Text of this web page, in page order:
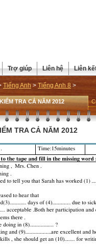
Trợ giúp Liên hệ Liên
Tiếng Anh > Tiếng Anh 8 >
TRA CẢ NĂM 2012
TRA CẢ NĂM 2012